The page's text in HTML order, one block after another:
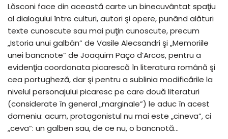
Lăsconi face din această carte un binecuvântat spaţiu
al dialogului între culturi, autori şi opere, punând alături
texte cunoscute sau mai puţin cunoscute, precum
„Istoria unui galbân” de Vasile Alecsandri şi „Memoriile
unei bancnote” de Joaquim Paço d’Arcos, pentru a
evidenţia coordonata picarescă în literatura română şi
cea portugheză, dar şi pentru a sublinia modificările la
nivelul personajului picaresc pe care două literaturi
(considerate în general „marginale”) le aduc în acest
domeniu: acum, protagonistul nu mai este „cineva”, ci
„ceva”: un galben sau, de ce nu, o bancnotă…